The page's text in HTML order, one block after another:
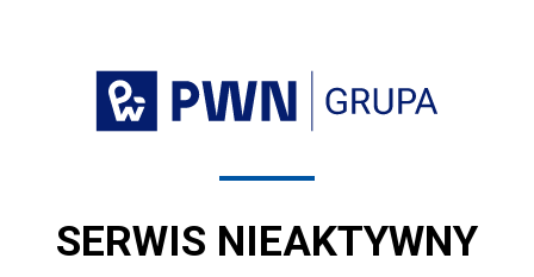
SERWIS NIEAKTYWNY